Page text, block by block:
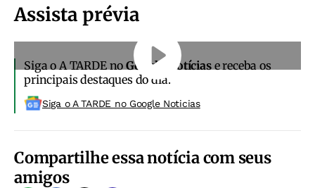
Assista prévia
Siga o A TARDE noGoogle Notíciase receba os
principais destaques do dia.
Siga o A TARDE no Google Noticias
Compartilhe essa notícia com seus
amigos